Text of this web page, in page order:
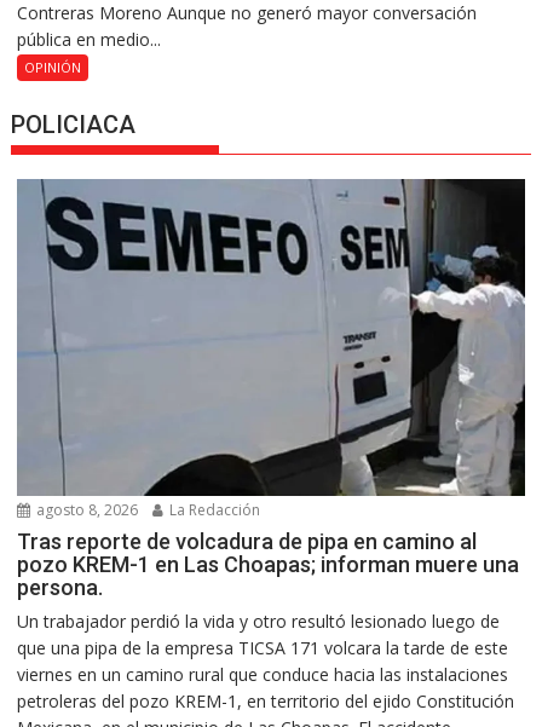
Contreras Moreno Aunque no generó mayor conversación
pública en medio...
OPINIÓN
POLICIACA
agosto 8, 2026 La Redacción
Tras reporte de volcadura de pipa en camino al
pozo KREM-1 en Las Choapas; informan muere una
persona.
Un trabajador perdió la vida y otro resultó lesionado luego de
que una pipa de la empresa TICSA 171 volcara la tarde de este
viernes en un camino rural que conduce hacia las instalaciones
petroleras del pozo KREM-1, en territorio del ejido Constitución